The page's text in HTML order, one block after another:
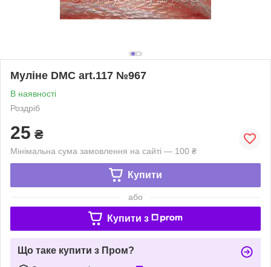
Муліне DMC art.117 №967
В наявності
Роздріб
25 ₴
Мінімальна сума замовлення на сайті — 100 ₴
Купити
або
Купити з
Що таке купити з Пром?